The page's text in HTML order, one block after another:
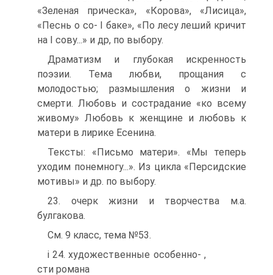
«Зеленая прическа», «Корова», «Лисица»,
«Песнь о со- I баке», «По лесу леший кричит
на I сову...» и др, по выбору.
Драматизм и глубокая искренность
поэзии. Тема любви, прощания с
молодостью; размышления о жизни и
смерти. Любовь и сострадание «ко всему
живому» Любовь к женщине и любовь к
матери в лирике Есенина.
Тексты: «Письмо матери». «Мы теперь
уходим понемногу...». Из цикла «Персидские
мотивы» и др. по выбору.
23. очерк жизни и творчества м.а.
булгакова.
См. 9 класс, тема №53.
i 24. художественные особенно- ,
сти романа